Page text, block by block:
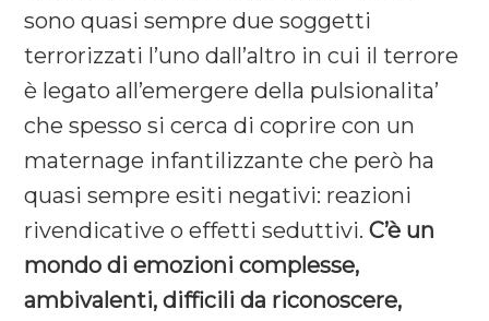
sono quasi sempre due soggetti
terrorizzati l’uno dall’altro in cui il terrore
è legato all’emergere della pulsionalita’
che spesso si cerca di coprire con un
maternage infantilizzante che però ha
quasi sempre esiti negativi: reazioni
rivendicative o effetti seduttivi.C’è un
mondo di emozioni complesse,
ambivalenti, difficili da riconoscere,